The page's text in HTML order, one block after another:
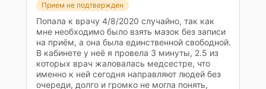
Прием не подтвержден
Попала к врачу 4/8/2020 случайно, так как
мне необходимо было взять мазок без записи
на приём, а она была единственной свободной.
В кабинете у неё я провела 3 минуты, 2.5 из
которых врач жаловалась медсестре, что
именно к ней сегодня направляют людей без
очереди, долго и громко не могла понять,